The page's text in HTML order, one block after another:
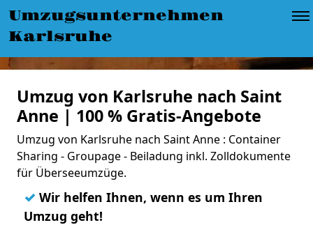
Umzugsunternehmen
Karlsruhe
Umzug von Karlsruhe nach Saint
Anne | 100 % Gratis-Angebote
Umzug von Karlsruhe nach Saint Anne : Container
Sharing - Groupage - Beiladung inkl. Zolldokumente
für Überseeumzüge.
✓ Wir helfen Ihnen, wenn es um Ihren
Umzug geht!